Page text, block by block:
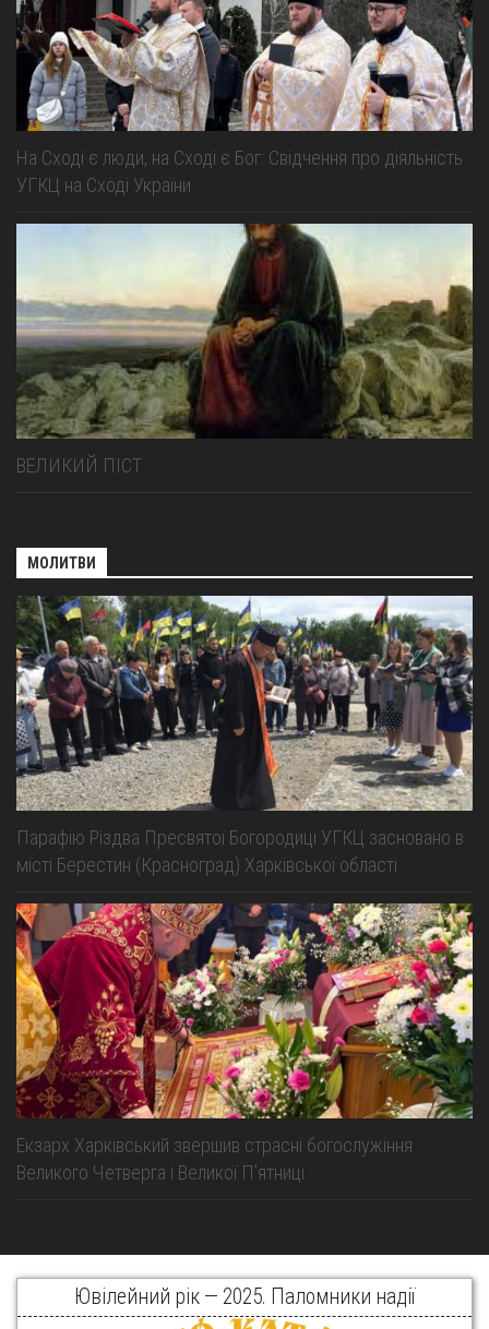
На Сході є люди, на Сході є Бог: Свідчення про діяльність
УГКЦ на Сході України
ВЕЛИКИЙ ПІСТ
МОЛИТВИ
Парафію Різдва Пресвятої Богородиці УГКЦ засновано в
місті Берестин (Красноград) Харківської області
Екзарх Харківський звершив страсні богослужіння
Великого Четверга і Великої Пʼятниці
Ювілейний рік — 2025. Паломники надії